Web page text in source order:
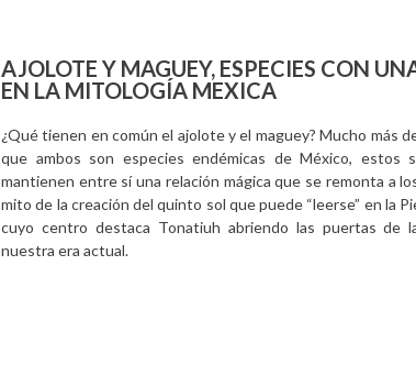
AJOLOTE Y MAGUEY, ESPECIES CON
EN LA MITOLOGÍA MEXICA
¿Qué tienen en común el ajolote y el maguey? Mucho más
que ambos son especies endémicas de México,
mantienen entre sí una relación mágica que se remonta a
mito de la creación del quinto sol que puede “leerse” en la
cuyo centro destaca Tonatiuh abriendo las puertas de
nuestra era actual.